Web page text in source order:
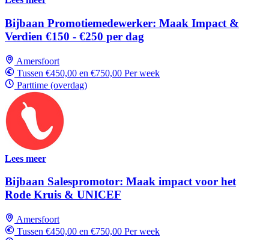
Bijbaan Promotiemedewerker: Maak Impact &
Verdien €150 - €250 per dag
Amersfoort
Tussen €450,00 en €750,00 Per week
Parttime (overdag)
Lees meer
Bijbaan Salespromotor: Maak impact voor het
Rode Kruis & UNICEF
Amersfoort
Tussen €450,00 en €750,00 Per week